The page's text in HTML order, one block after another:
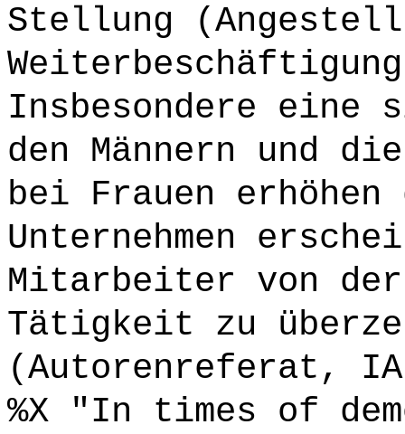
Stellung
Insbesondere
den Männern und
bei Frauen
Unternehmen
Mitarbeiter von
Tätigkeit zu
(Autorenreferat,
%X "In times of